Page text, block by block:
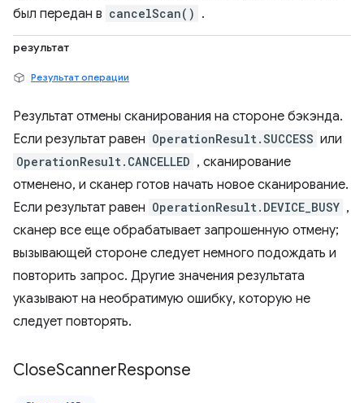
был передан в cancelScan() .
результат
Результат операции
Результат отмены сканирования на стороне бэкэнда.
Если результат равен OperationResult.SUCCESS или
OperationResult.CANCELLED , сканирование
отменено, и сканер готов начать новое сканирование.
Если результат равен OperationResult.DEVICE_BUSY ,
сканер все еще обрабатывает запрошенную отмену;
вызывающей стороне следует немного подождать и
повторить запрос. Другие значения результата
указывают на необратимую ошибку, которую не
следует повторять.
CloseScannerResponse